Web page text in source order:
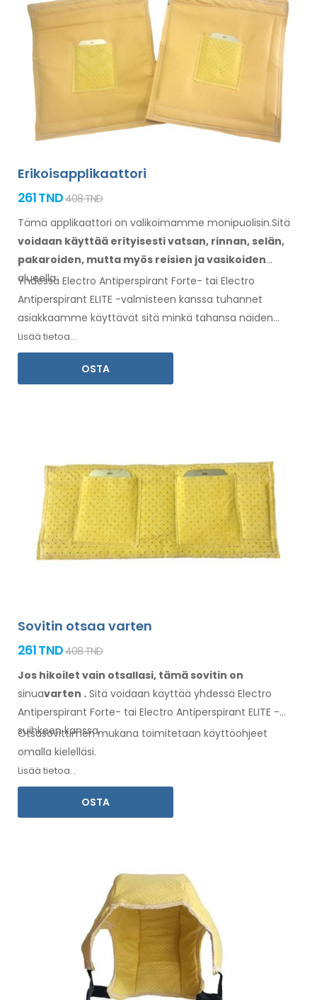
Erikoisapplikaattori
261 TND408 TND
Tämä applikaattori on valikoimamme monipuolisin.Sitä
voidaan käyttää erityisestivatsan, rinnan, selän,
pakaroiden, mutta myös reisien ja vasikoiden
alueella.
Yhdessä Electro Antiperspirant Forte- tai Electro
Antiperspirant ELITE -valmisteen kanssa tuhannet
asiakkaamme käyttävät sitä minkä tahansa näiden
alueiden hoitoon
kielelläsi.
Lisää tietoa...
OSTA
Sovitin otsaa varten
261 TND408 TND
Jos hikoilet vain otsallasi, tämä sovitin on
sinuavarten . Sitä voidaan käyttää yhdessä Electro
Antiperspirant Forte- tai Electro Antiperspirant ELITE -
suihkeen kanssa.
Otsasovittimenmukana toimitetaan käyttöohjeet
omalla kielelläsi.
Lisää tietoa...
OSTA